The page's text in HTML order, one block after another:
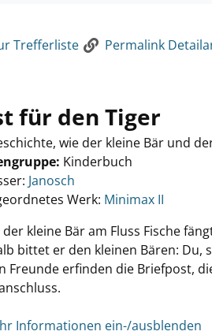
Trefferliste Permalink
für den Tiger
wie der kleine Bär und
Kinderbuch
Janosch
Werk: Minimax II
kleine Bär am Fluss Fische
bittet er den kleinen Bären: Du,
Freunde erfinden die Briefpost,
Informationen ein-/ausblenden